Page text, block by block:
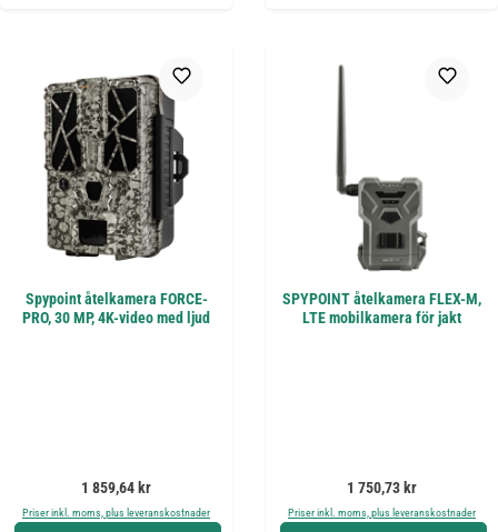
Spypoint åtelkamera FORCE-
PRO, 30 MP, 4K-video med ljud
Ordinarie pris:
1 859,64 kr
Priser inkl. moms, plus leveranskostnader
SPYPOINT åtelkamera FLEX-M,
LTE mobilkamera för jakt
Ordinarie pris:
1 750,73 kr
Priser inkl. moms, plus leveranskostnader